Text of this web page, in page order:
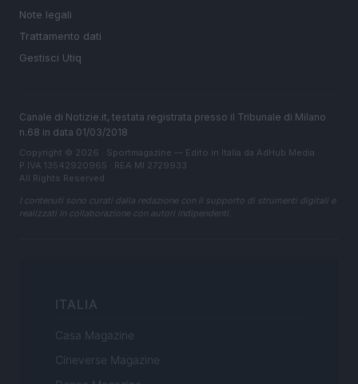
Note legali
Trattamento dati
Gestisci Utiq
Canale di Notizie.it, testata registrata presso il Tribunale di Milano
n.68 in data 01/03/2018
Copyright © 2026 · Sportmagazine — Edito in Italia da AdHub Media
P.IVA 13542920965 · REA MI 2729933
All Rights Reserved
I contenuti sono curati dalla redazione con il supporto di strumenti digitali e
realizzati in collaborazione con autori indipendenti.
ITALIA
Casa Magazine
Cineverse Magazine